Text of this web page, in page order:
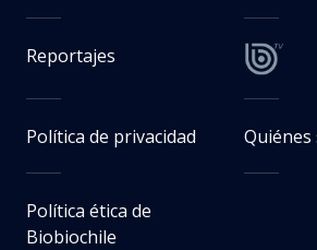
Reportajes
Política de privacidad Quiénes
Política ética de
Biobiochile